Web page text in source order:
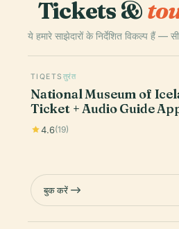
Tickets &
ये हमारे साझेदारों के निर्देशित विकल्प हैं —
TIQETS तुरंत
National Museum of
Ticket + Audio Guide
4.6(19)
बुक करें